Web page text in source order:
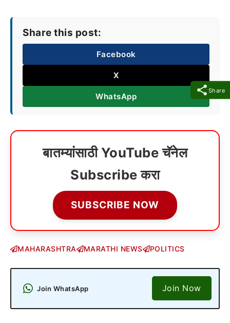
Share
Share this post:
Facebook
X
WhatsApp
बातम्यांसाठी YouTube चॅनेल
Subscribe करा
SUBSCRIBE NOW
MAHARASHTRA MARATHI NEWS POLITICS
Join WhatsApp Join Now